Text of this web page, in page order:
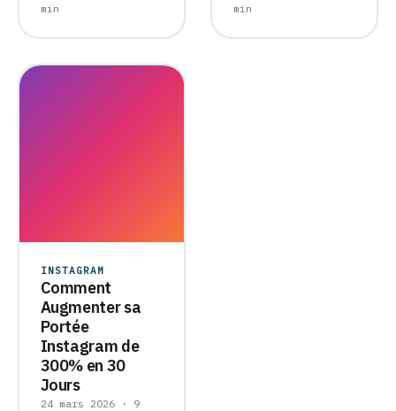
min
min
INSTAGRAM
Comment
Augmenter sa
Portée
Instagram de
300% en 30
Jours
24 mars 2026 · 9